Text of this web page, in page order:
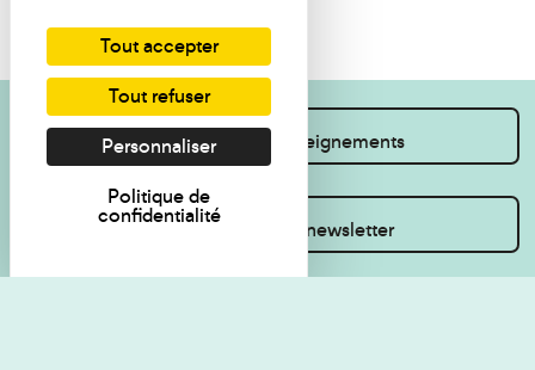
Je souhaite des renseignements
Inscrivez-vous à la newsletter
Tout accepter
Tout refuser
Personnaliser
Politique de
confidentialité